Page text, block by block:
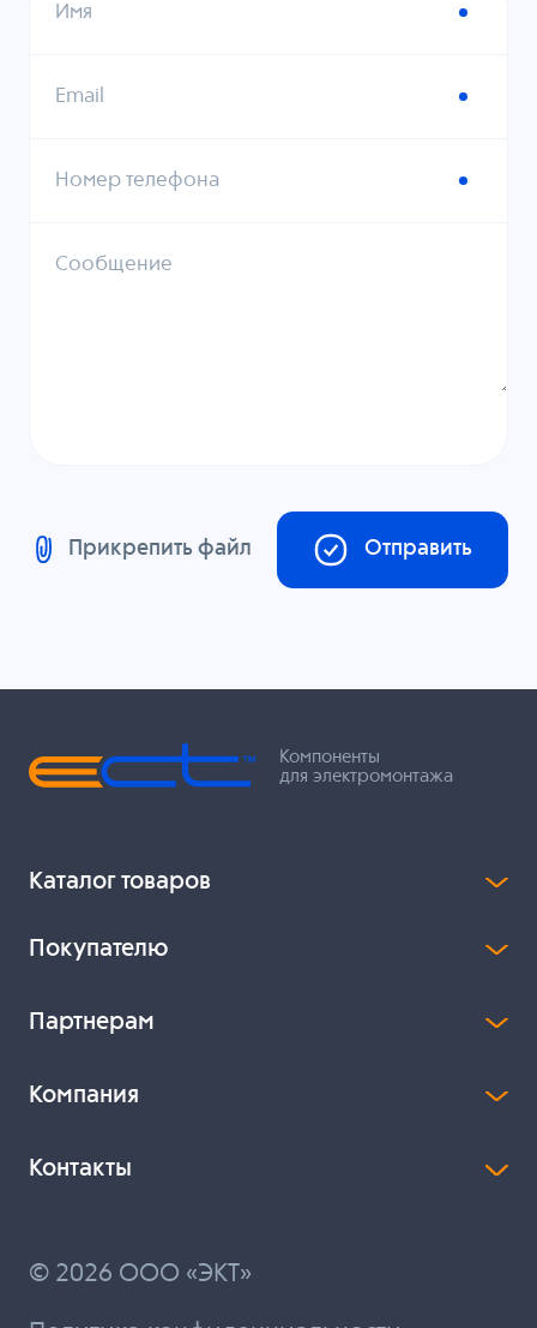
Имя
Email
Номер телефона
Сообщение
Прикрепить файл Отправить
Компоненты
для электромонтажа
Каталог товаров
Покупателю
Партнерам
Компания
Контакты
© 2026 ООО «ЭКТ»